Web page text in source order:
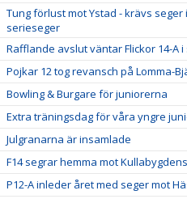
Tung förlust mot Ystad - krävs
serieseger
Rafflande avslut väntar Flickor 14-A
Pojkar 12 tog revansch på Lomma-
Bowling & Burgare för juniorerna
Extra träningsdag för våra yngre
Julgranarna är insamlade
F14 segrar hemma mot
P12-A inleder året med seger mot